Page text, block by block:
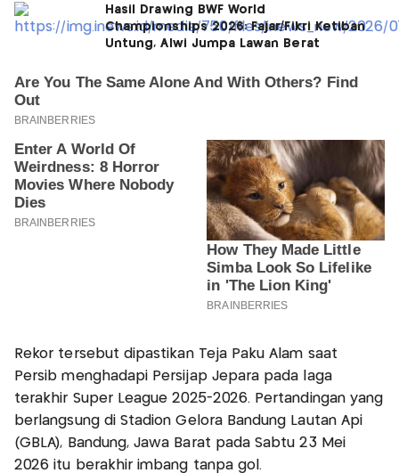
Hasil Drawing BWF World
Championships 2026: Fajar/Fikri Ketiban
Untung, Alwi Jumpa Lawan Berat
Rekor tersebut dipastikan Teja Paku Alam saat
Persib menghadapi Persijap Jepara pada laga
terakhir Super League 2025-2026. Pertandingan yang
berlangsung di Stadion Gelora Bandung Lautan Api
(GBLA), Bandung, Jawa Barat pada Sabtu 23 Mei
2026 itu berakhir imbang tanpa gol.